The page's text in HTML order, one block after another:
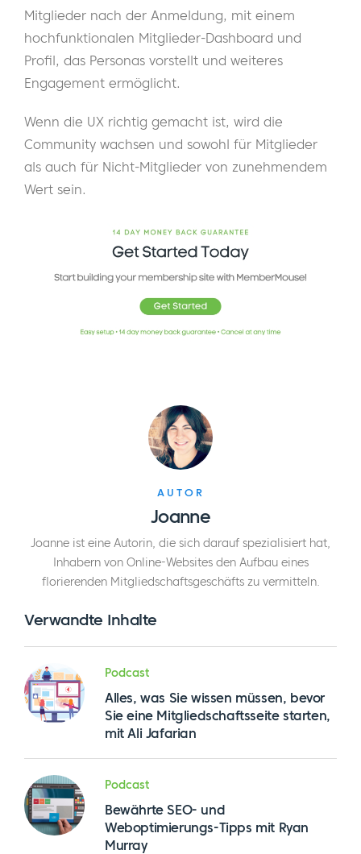
Mitglieder nach der Anmeldung, mit einem
hochfunktionalen Mitglieder-Dashboard und
Profil, das Personas vorstellt und weiteres
Engagement ermöglicht.
Wenn die UX richtig gemacht ist, wird die
Community wachsen und sowohl für Mitglieder
als auch für Nicht-Mitglieder von zunehmendem
Wert sein.
AUTOR
Joanne
Joanne ist eine Autorin, die sich darauf spezialisiert hat,
Inhabern von Online-Websites den Aufbau eines
florierenden Mitgliedschaftsgeschäfts zu vermitteln.
Verwandte Inhalte
Podcast
Alles, was Sie wissen müssen, bevor
Sie eine Mitgliedschaftsseite starten,
mit Ali Jafarian
Podcast
Bewährte SEO- und
Weboptimierungs-Tipps mit Ryan
Murray